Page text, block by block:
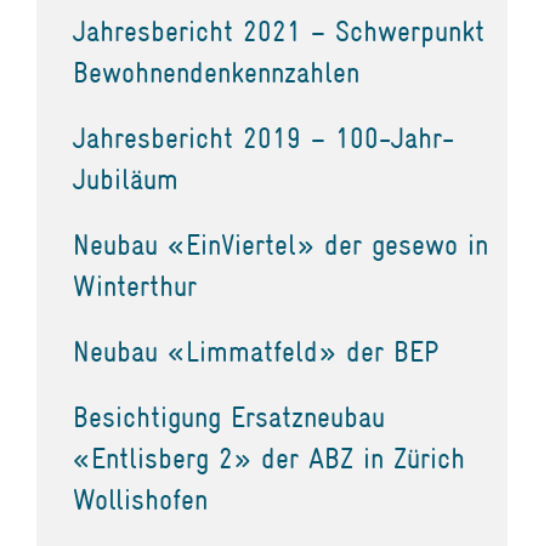
Jahresbericht 2021 – Schwerpunkt
Bewohnendenkennzahlen
Jahresbericht 2019 – 100-Jahr-
Jubiläum
Neubau «EinViertel» der gesewo in
Winterthur
Neubau «Limmatfeld» der BEP
Besichtigung Ersatzneubau
«Entlisberg 2» der ABZ in Zürich
Wollishofen